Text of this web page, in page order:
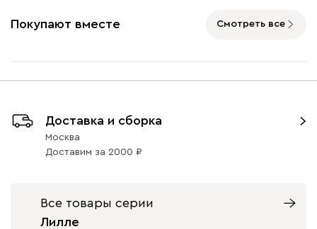
Горчичный
Коралловый
Песочный
Розовый (Rose)
Бентори
Покупают вместе Смотреть все
Доставка и сборка
Москва
Доставим за 2000
Все товары серии
Лилле